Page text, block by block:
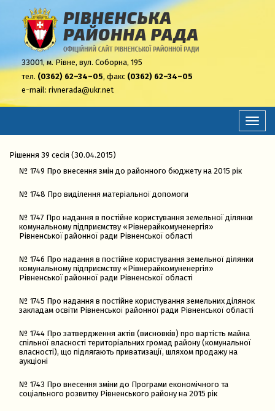
33001,м. Рівне, вул. Соборна, 195
тел. (0362) 62–34–05, факс (0362) 62–34–05
e-mail: rivnerada@ukr.net
Рішення 39 сесія (30.04.2015)
№ 1749 Про внесення змін до районного бюджету на 2015 рік
№ 1748 Про виділення матеріальної допомоги
№ 1747 Про надання в постійне користування земельної ділянки
комунальному підприємству «Рівнерайкомуненергія»
Рівненської районної ради Рівненської області
№ 1746 Про надання в постійне користування земельної ділянки
комунальному підприємству «Рівнерайкомуненергія»
Рівненської районної ради Рівненської області
№ 1745 Про надання в постійне користування земельних ділянок
закладам освіти Рівненської районної ради Рівненської області
№ 1744 Про затвердження актів (висновків) про вартість майна
спільної власності територіальних громад району (комунальної
власності), що підлягають приватизації, шляхом продажу на
аукціоні
№ 1743 Про внесення зміни до Програми економічного та
соціального розвитку Рівненського району на 2015 рік